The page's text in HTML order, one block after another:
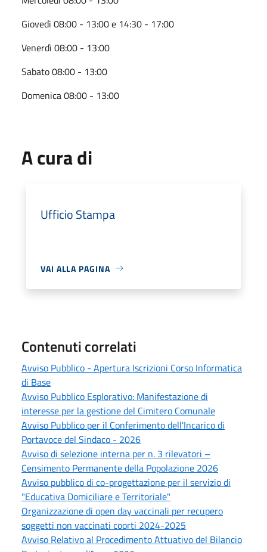
Giovedì 08:00 - 13:00 e 14:30 - 17:00
Venerdì 08:00 - 13:00
Sabato 08:00 - 13:00
Domenica 08:00 - 13:00
A cura di
Ufficio Stampa
VAI ALLA PAGINA
Contenuti correlati
Avviso Pubblico - Apertura Iscrizioni Corso Informatica
di Base
Avviso Pubblico Esplorativo: Manifestazione di
interesse per la gestione del Cimitero Comunale
Avviso Pubblico per il Conferimento dell'Incarico di
Portavoce del Sindaco - 2026
Avviso di selezione interna per n. 3 rilevatori –
Censimento Permanente della Popolazione 2026
Avviso pubblico di co-progettazione per il servizio di
"Educativa Domiciliare e Territoriale"
Organizzazione di open day vaccinali per recupero
soggetti non vaccinati coorti 2024-2025
Avviso Relativo al Procedimento Attuativo del Bilancio